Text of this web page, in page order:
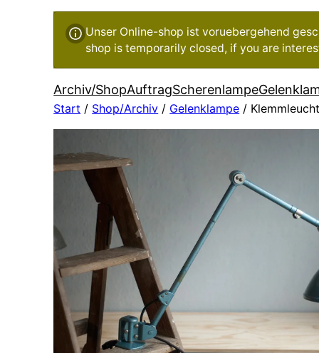
Unser Online-shop ist voruebergehend
shop is temporarily closed, if you are
Archiv/ShopAuftragScherenlampe
Start / Shop/Archiv / Gelenklampe /